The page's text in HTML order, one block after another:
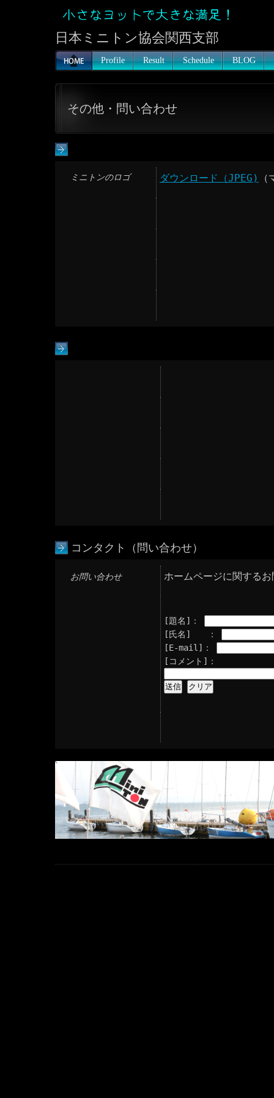
日本ミニトン協会関西支部
Profile Result Schedule BLOG
その他・問い合わせ
ミニトンのロゴ ダウンロード（JPEG)
コンタクト（問い合わせ）
お問い合わせ ホームページに関する
[題名]：
[氏名] ：
[E-mail]：
[コメント]：